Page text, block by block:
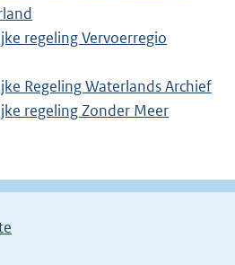
regeling Vervoerregio
Regeling Waterlands Archief
regeling Zonder Meer